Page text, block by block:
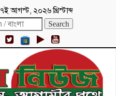
৭ই আগস্ট, ২০২৬ খ্রিস্টাব্দ